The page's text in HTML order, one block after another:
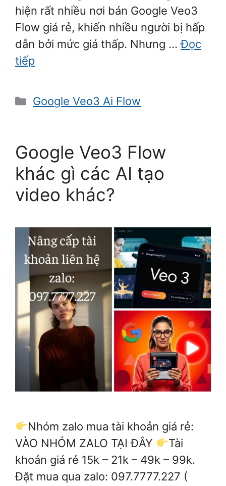
hiện rất nhiều nơi bán Google Veo3
Flow giá rẻ, khiến nhiều người bị hấp
dẫn bởi mức giá thấp. Nhưng …Đọc
tiếp
Danh
Google Veo3 Ai Flow
Google Veo3 Flow
khác gì các AI tạo
video khác?
Nhóm zalo mua tài khoản giá rẻ:
VÀO NHÓM ZALO TẠI ĐÂY
Tài
khoản giá rẻ 15k – 21k – 49k – 99k.
Đặt mua qua zalo: 097.7777.227 (